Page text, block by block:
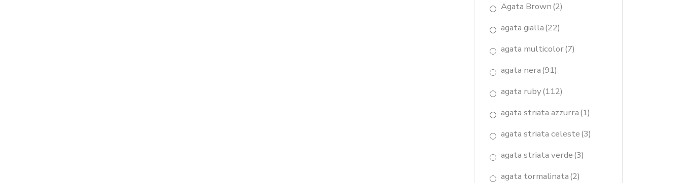
Agata Brown(2)
agata gialla(22)
agata multicolor(7)
agata nera(91)
agata ruby(112)
agata striata azzurra(1)
agata striata celeste(3)
agata striata verde(3)
agata tormalinata(2)